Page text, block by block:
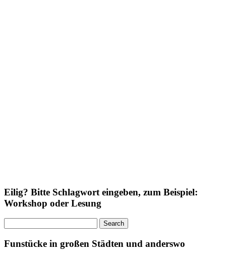
Eilig? Bitte Schlagwort eingeben, zum Beispiel:
Workshop oder Lesung
for:
Funstücke in großen Städten und anderswo